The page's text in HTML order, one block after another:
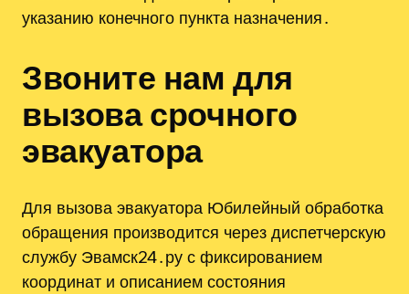
указанию конечного пункта назначения․
Звоните нам для
вызова срочного
эвакуатора
Для вызова эвакуатора Юбилейный обработка
обращения производится через диспетчерскую
службу Эвамск24․ру с фиксированием
координат и описанием состояния